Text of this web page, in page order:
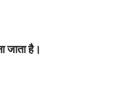
जाता है।